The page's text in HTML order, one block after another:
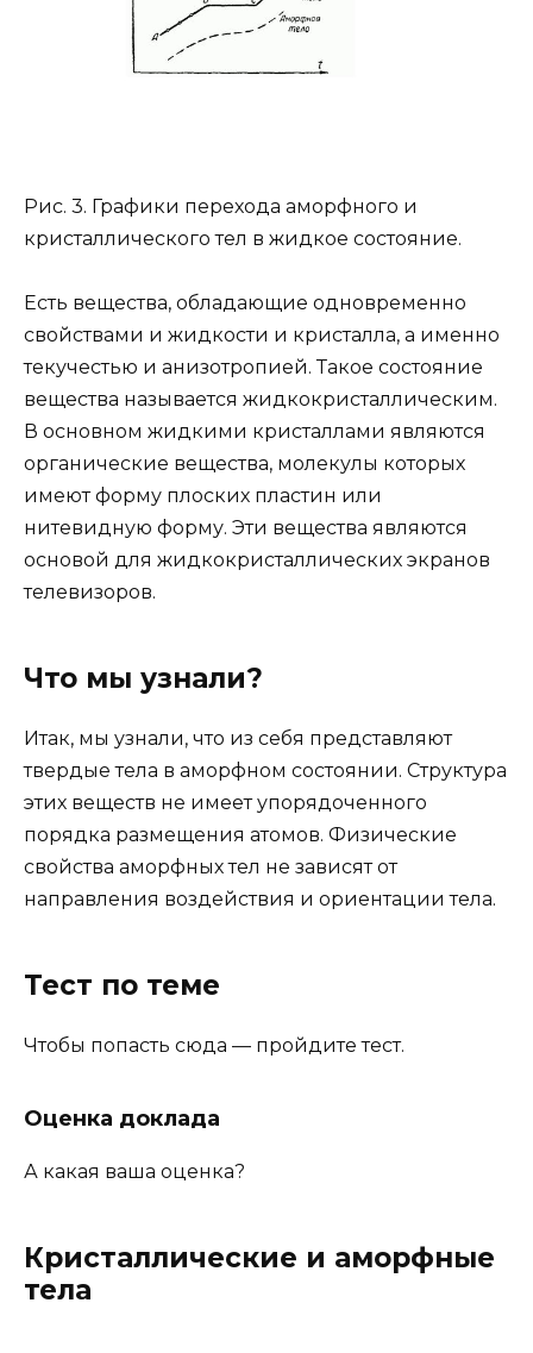
Рис. 3. Графики перехода аморфного и
кристаллического тел в жидкое состояние.
Есть вещества, обладающие одновременно
свойствами и жидкости и кристалла, а именно
текучестью и анизотропией. Такое состояние
вещества называется жидкокристаллическим.
В основном жидкими кристаллами являются
органические вещества, молекулы которых
имеют форму плоских пластин или
нитевидную форму. Эти вещества являются
основой для жидкокристаллических экранов
телевизоров.
Что мы узнали?
Итак, мы узнали, что из себя представляют
твердые тела в аморфном состоянии. Структура
этих веществ не имеет упорядоченного
порядка размещения атомов. Физические
свойства аморфных тел не зависят от
направления воздействия и ориентации тела.
Тест по теме
Чтобы попасть сюда — пройдите тест.
Оценка доклада
А какая ваша оценка?
Кристаллические и аморфные
тела